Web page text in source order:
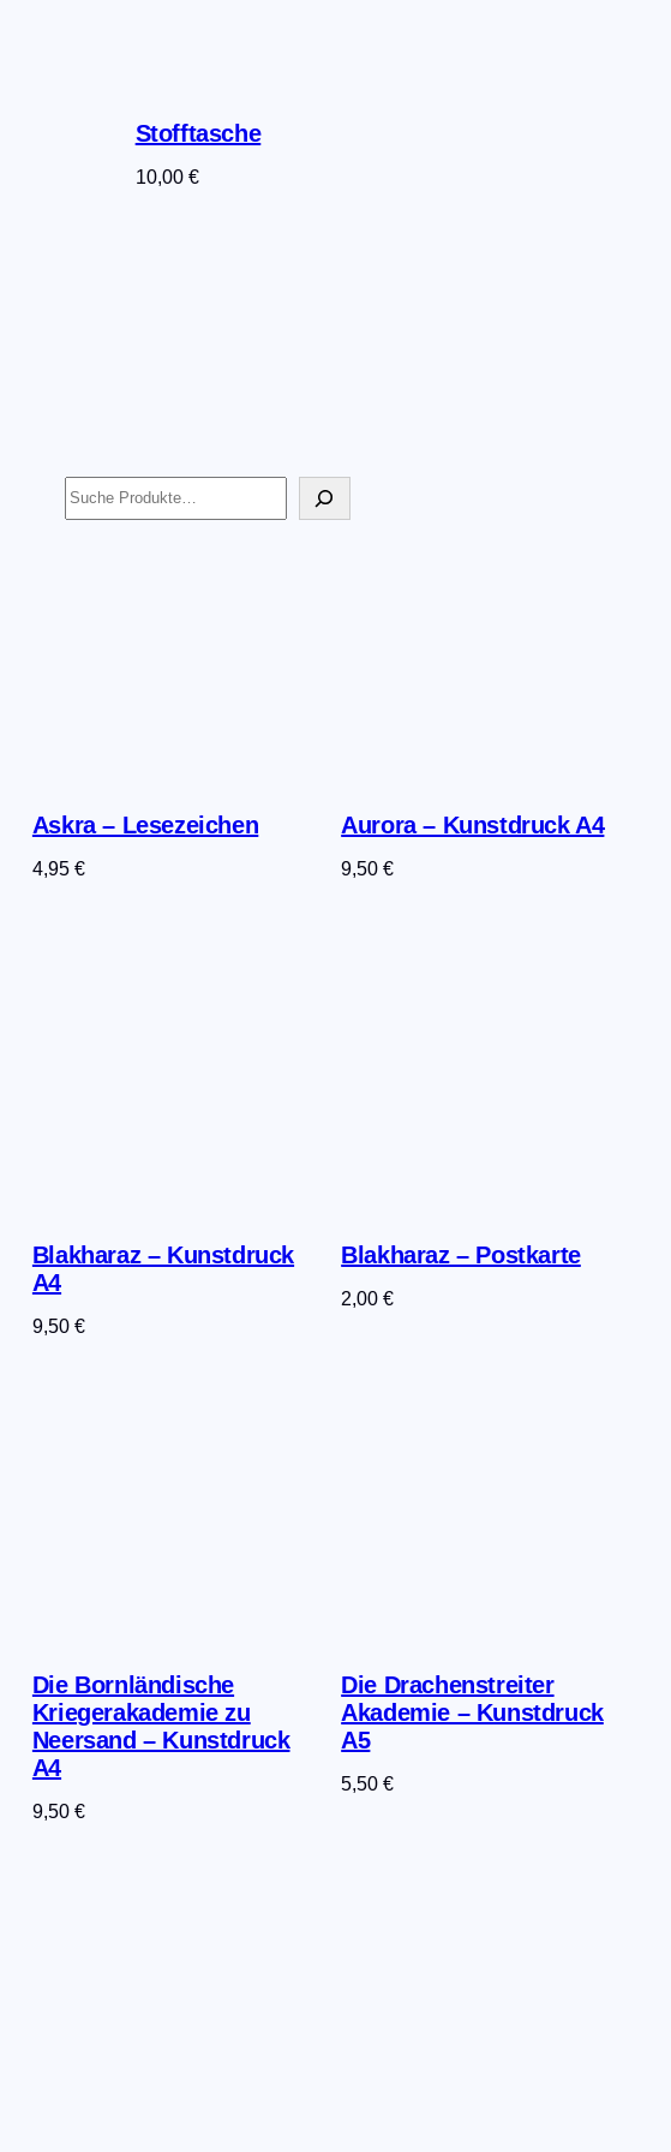
Stofftasche
10,00 €
Suche
Askra – Lesezeichen
4,95 €
Aurora – Kunstdruck A4
9,50€
Blakharaz – Kunstdruck
A4
9,50 €
Blakharaz – Postkarte
2,00€
Die Bornländische
Kriegerakademie zu
Neersand – Kunstdruck
A4
9,50 €
Die Drachenstreiter
Akademie – Kunstdruck
A5
5,50€